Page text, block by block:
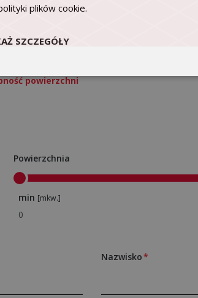
powierzchni
Powierzchnia
min [mkw.]
Nazwisko
plików cookie.
SZCZEGÓŁY